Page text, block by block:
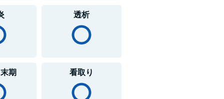
透析
期 看取り